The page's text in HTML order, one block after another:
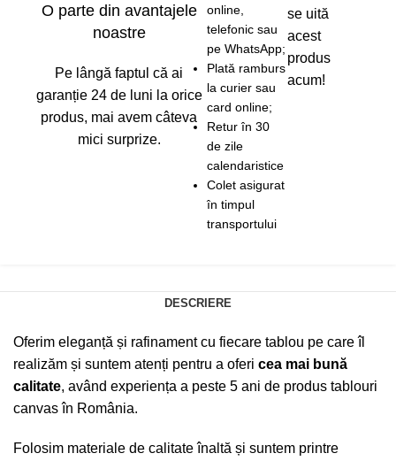
O parte din avantajele
noastre
Pe lângă faptul că ai
garanție 24 de luni la orice
produs, mai avem câteva
mici surprize.
online,
telefonic sau
pe WhatsApp;
Plată ramburs
la curier sau
card online;
Retur în 30
de zile
calendaristice
Colet asigurat
în timpul
transportului
se uită
acest
produs
acum!
DESCRIERE
Oferim eleganță și rafinament cu fiecare tablou pe care îl
realizăm și suntem atenți pentru a oferi cea mai bună
calitate, având experiența a peste 5 ani de produs tablouri
canvas în România.
Folosim materiale de calitate înaltă și suntem printre